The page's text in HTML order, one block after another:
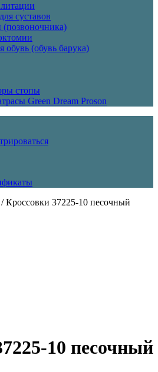
суставов
обувь (обувь барука)
стопы
Green Dream Proson
/ Кроссовки 37225-10 песочный
10 песочный